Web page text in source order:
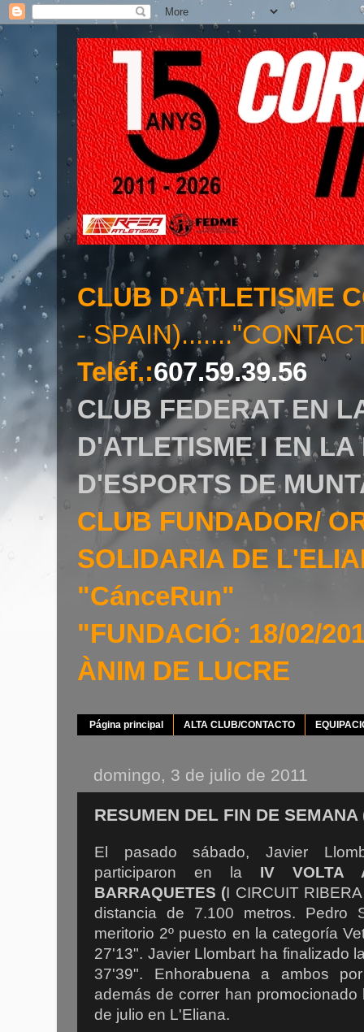
CLUB D'ATLETISME
-
Teléf.:607.59.39.56
CLUB FEDERAT EN
D'ATLETISME I EN
D'ESPORTS DE
CLUB FUNDADOR/
SOLIDARIA DE
"CánceRun"
"FUNDACIÓ: 18/02/
ÀNIM DE LUCRE
Página principal ALTA CLUB/CONTACTO
domingo, 3 de julio de 2011
RESUMEN DEL FIN DE
El pasado sábado, Javier
participaron en la IV VOLTA
BARRAQUETES (I CIRCUIT
distancia de 7.100 metros. Pedro
meritorio 2º puesto en la categoría
27'13". Javier Llombart ha finalizado
37'39". Enhorabuena a ambos
además de correr han
de julio en L'Eliana.